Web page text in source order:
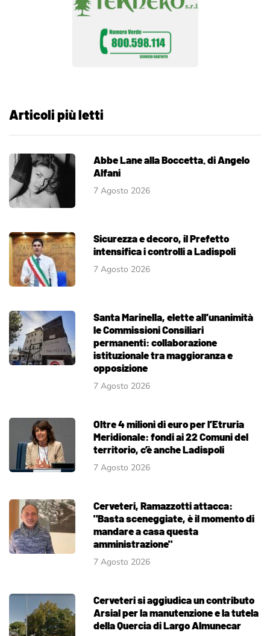
Articoli più letti
Abbe Lane alla Boccetta. di Angelo
Alfani
7 Agosto 2026
Sicurezza e decoro, il Prefetto
intensifica i controlli a Ladispoli
7 Agosto 2026
Santa Marinella, elette all’unanimità
le Commissioni Consiliari
permanenti: collaborazione
istituzionale tra maggioranza e
opposizione
7 Agosto 2026
Oltre 4 milioni di euro per l’Etruria
Meridionale: fondi ai 22 Comuni del
territorio, c’è anche Ladispoli
7 Agosto 2026
Cerveteri, Ramazzotti attacca:
"Basta sceneggiate, è il momento di
mandare a casa questa
amministrazione"
7 Agosto 2026
Cerveteri si aggiudica un contributo
Arsial per la manutenzione e la tutela
della Quercia di Largo Almunecar